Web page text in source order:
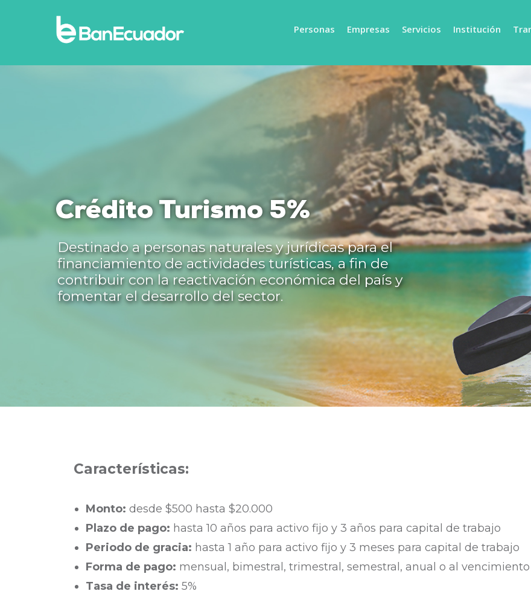
Personas Empresas Servicios Institución
Crédito Turismo 5%
Destinado a personas naturales y jurídicas para el
financiamiento de actividades turísticas, a fin de
contribuir con la reactivación económica del país y
fomentar el desarrollo del sector.
Características:
Monto: desde $500 hasta $20.000
Plazo de pago: hasta 10 años para activo fijo y 3 años para capital de trabajo
Periodo de gracia: hasta 1 año para activo fijo y 3 meses para capital de trabajo
Forma de pago: mensual, bimestral, trimestral, semestral, anual o al vencimiento
Tasa de interés: 5%